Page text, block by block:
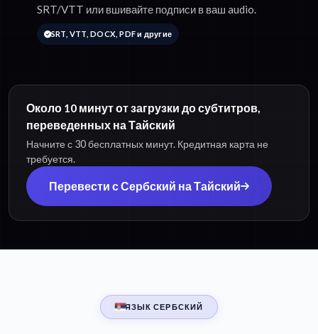
SRT/VTT или вшивайте подписи в ваш audio.
SRT, VTT, DOCX, PDF и другие
Около 10 минут от загрузки до субтитров,
переведенных на Тайский
Начните с 30 бесплатных минут. Кредитная карта не
требуется.
Перевести с Сербский на Тайский
ЯЗЫК СЕРБСКИЙ